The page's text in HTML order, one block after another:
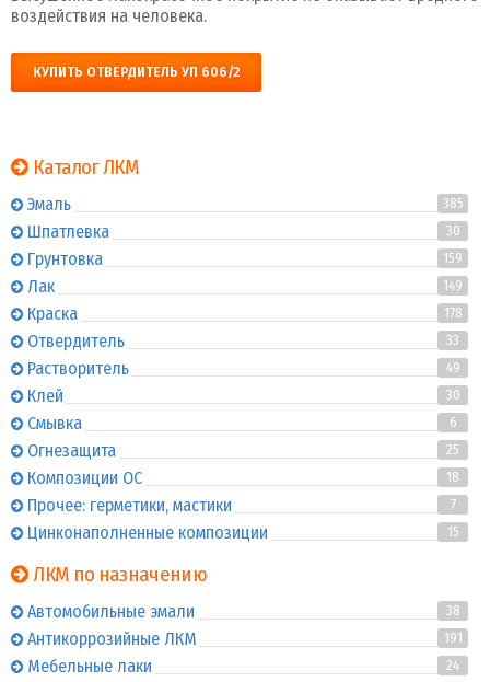
воздействия на человека.
КУПИТЬ ОТВЕРДИТЕЛЬ УП 606/2
Каталог ЛКМ
Эмаль 385
Шпатлевка 30
Грунтовка 159
Лак 149
Краска 178
Отвердитель 33
Растворитель 49
Клей 30
Смывка 6
Огнезащита 25
Композиции ОС 18
Прочее: герметики, мастики 7
Цинконаполненные композиции 15
ЛКМ по назначению
Автомобильные эмали 38
Антикоррозийные ЛКМ 191
Мебельные лаки 24